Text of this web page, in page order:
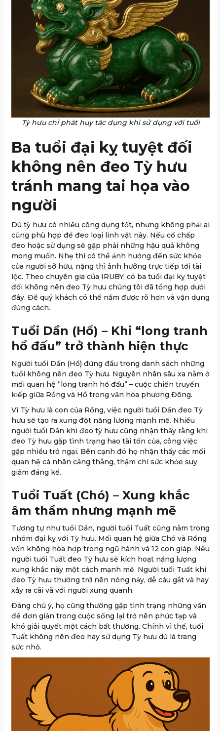
Tỳ hưu chỉ phát huy tác dụng khi sử dụng với tuổi
Ba tuổi đại kỵ tuyệt đối
không nên đeo Tỳ hưu
tránh mang tai họa vào
người
Dù tỳ hưu có nhiều công dụng tốt, nhưng không phải ai
cũng phù hợp để đeo loại linh vật này. Nếu cố chấp
đeo hoặc sử dụng sẽ gặp phải những hậu quả không
mong muốn. Nhẹ thì có thể ảnh hưởng đến sức khỏe
của người sở hữu, nặng thì ảnh hưởng trực tiếp tới tài
lộc. Theo chuyên gia của IRUBY, có ba tuổi đại kỵ tuyệt
đối không nên đeo Tỳ hưu chúng tôi đã tổng hợp dưới
đây. Để quý khách có thể nắm được rõ hơn và vận dụng
đúng cách.
Tuổi Dần (Hổ) – Khi “long tranh
hổ đấu” trở thành hiện thực
Người tuổi Dần (Hổ) đứng đầu trong danh sách những
tuổi không nên đeo Tỳ hưu. Nguyên nhân sâu xa nằm ở
mối quan hệ “long tranh hổ đấu” – cuộc chiến truyền
kiếp giữa Rồng và Hổ trong văn hóa phương Đông.
Vì Tỳ hưu là con của Rồng, việc người tuổi Dần đeo Tỳ
hưu sẽ tạo ra xung đột năng lượng mạnh mẽ. Nhiều
người tuổi Dần khi đeo tỳ hưu cũng nhận thấy rằng khi
đeo Tỳ hưu gặp tình trạng hao tài tốn của, công việc
gặp nhiều trở ngại. Bên cạnh đó họ nhận thấy các mối
quan hệ cá nhân căng thẳng, thậm chí sức khỏe suy
giảm đáng kể.
Tuổi Tuất (Chó) – Xung khắc
âm thầm nhưng mạnh mẽ
Tương tự như tuổi Dần, người tuổi Tuất cũng nằm trong
nhóm đại kỵ với Tỳ hưu. Mối quan hệ giữa Chó và Rồng
vốn không hòa hợp trong ngũ hành và 12 con giáp. Nếu
người tuổi Tuất đeo Tỳ hưu sẽ kích hoạt năng lượng
xung khắc này một cách mạnh mẽ. Người tuổi Tuất khi
đeo Tỳ hưu thường trở nên nóng nảy, dễ cáu gắt và hay
xảy ra cãi vã với người xung quanh.
Đáng chú ý, họ cũng thường gặp tình trạng những vấn
đề đơn giản trong cuộc sống lại trở nên phức tạp và
khó giải quyết một cách bất thường. Chính vì thế, tuổi
Tuất không nên đeo hay sử dụng Tỳ hưu dù là trang
sức nhỏ.